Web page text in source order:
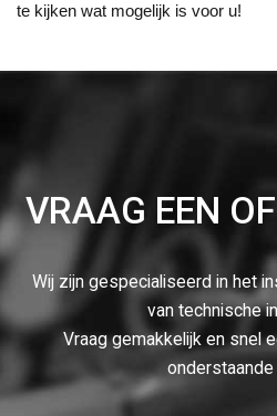
te kijken wat mogelijk is voor u!
VRAAG EEN
Wij zijn gespecialiseerd in het
van technische
Vraag gemakkelijk en snel
onderstaande